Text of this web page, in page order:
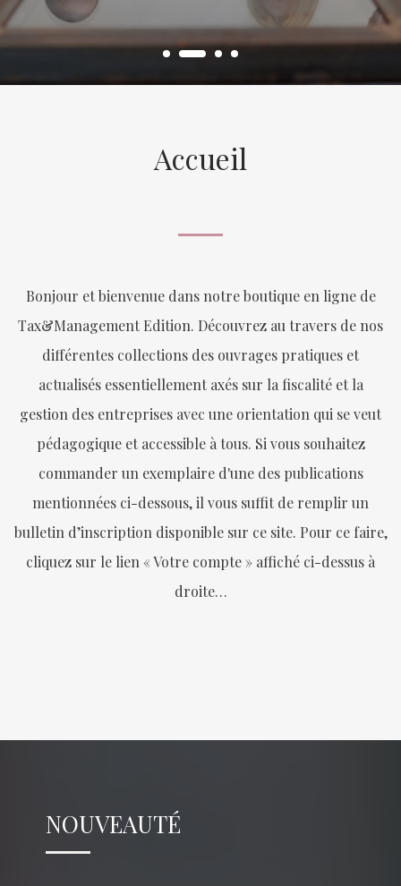
Accueil
Bonjour et bienvenue dans notre boutique en ligne de
Tax&Management Edition. Découvrez au travers de nos
différentes collections des ouvrages pratiques et
actualisés essentiellement axés sur la fiscalité et la
gestion des entreprises avec une orientation qui se veut
pédagogique et accessible à tous. Si vous souhaitez
commander un exemplaire d'une des publications
mentionnées ci-dessous, il vous suffit de remplir un
bulletin d’inscription disponible sur ce site. Pour ce faire,
cliquez sur le lien « Votre compte » affiché ci-dessus à
droite…
NOUVEAUTÉ